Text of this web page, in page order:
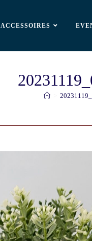
ACCESSOIRES